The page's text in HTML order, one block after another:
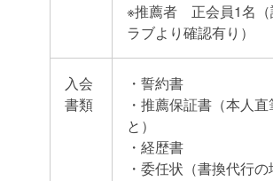
※推薦者 正会員1名（
ラブより確認有り）
入会
書類
・誓約書
・推薦保証書（本人直
と）
・経歴書
・委任状（書換代行の